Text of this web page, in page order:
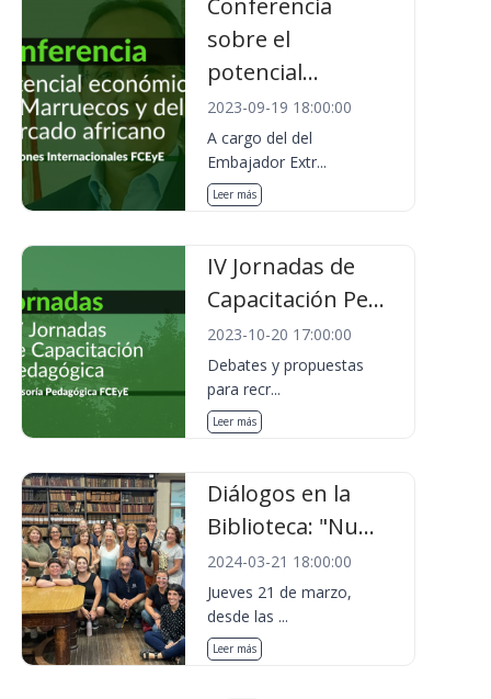
Conferencia
sobre el
potencial...
2023-09-19 18:00:00
A cargo del del
Embajador Extr...
Leer más
IV Jornadas de
Capacitación Pe...
2023-10-20 17:00:00
Debates y propuestas
para recr...
Leer más
Diálogos en la
Biblioteca: "Nu...
2024-03-21 18:00:00
Jueves 21 de marzo,
desde las ...
Leer más